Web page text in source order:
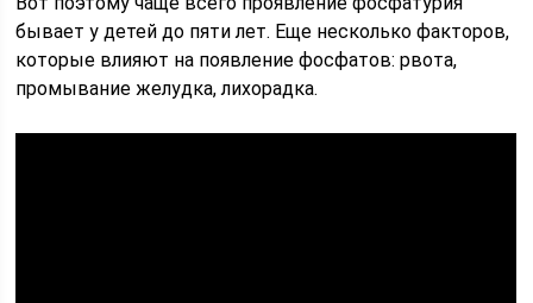
бывает у детей до пяти лет. Еще несколько факторов,
которые влияют на появление фосфатов: рвота,
промывание желудка, лихорадка.